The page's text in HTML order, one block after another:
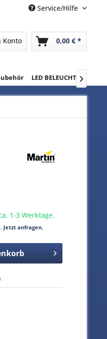
Service/Hilfe
Konto 0,00 € *
LED BELEUCHTUNG

1-3 Werktage.
Jetzt anfragen.